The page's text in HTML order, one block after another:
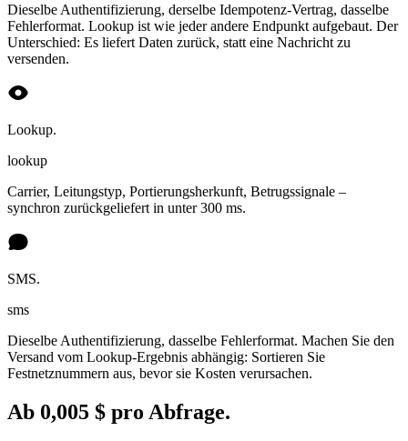
Dieselbe Authentifizierung, derselbe Idempotenz-Vertrag, dasselbe
Fehlerformat. Lookup ist wie jeder andere Endpunkt aufgebaut. Der
Unterschied: Es liefert Daten zurück, statt eine Nachricht zu
versenden.
Lookup.
lookup
Carrier, Leitungstyp, Portierungsherkunft, Betrugssignale –
synchron zurückgeliefert in unter 300 ms.
SMS.
sms
Dieselbe Authentifizierung, dasselbe Fehlerformat. Machen Sie den
Versand vom Lookup-Ergebnis abhängig: Sortieren Sie
Festnetznummern aus, bevor sie Kosten verursachen.
Ab 0,005 $ pro Abfrage.